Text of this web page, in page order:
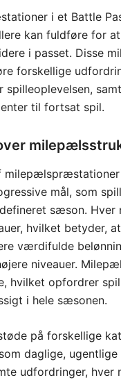
i et Battle
kan fuldføre for
i passet. Disse
forskellige
spilleoplevelsen,
til fortsat spil.
mål, som
sæson.
hvilket betyder,
værdifulde
niveauer.
hvilket opfordrer
i hele sæsonen.
på forskellige
daglige, ugentlige
udfordringer, hver